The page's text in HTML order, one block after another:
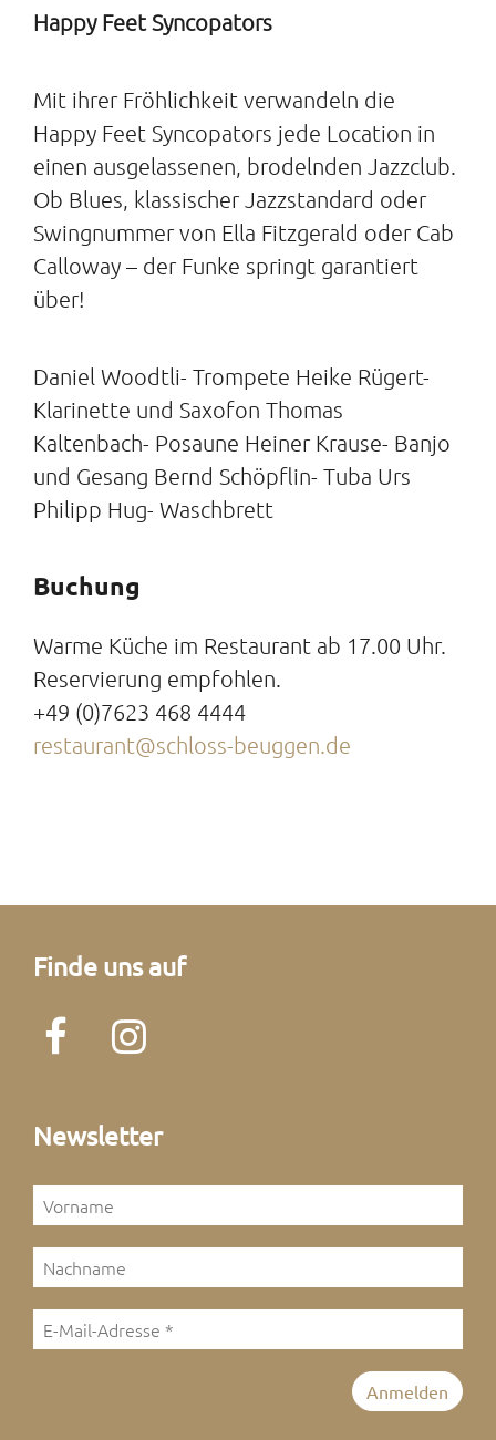
Happy Feet Syncopators
Mit ihrer Fröhlichkeit verwandeln die
Happy Feet Syncopators jede Location in
einen ausgelassenen, brodelnden Jazzclub.
Ob Blues, klassischer Jazzstandard oder
Swingnummer von Ella Fitzgerald oder Cab
Calloway – der Funke springt garantiert
über!
Daniel Woodtli- Trompete Heike Rügert-
Klarinette und Saxofon Thomas
Kaltenbach- Posaune Heiner Krause- Banjo
und Gesang Bernd Schöpflin- Tuba Urs
Philipp Hug- Waschbrett
Buchung
Warme Küche im Restaurant ab 17.00 Uhr.
Reservierung empfohlen.
+49 (0)7623 468 4444
restaurant@schloss-beuggen.de
Finde uns auf
Newsletter